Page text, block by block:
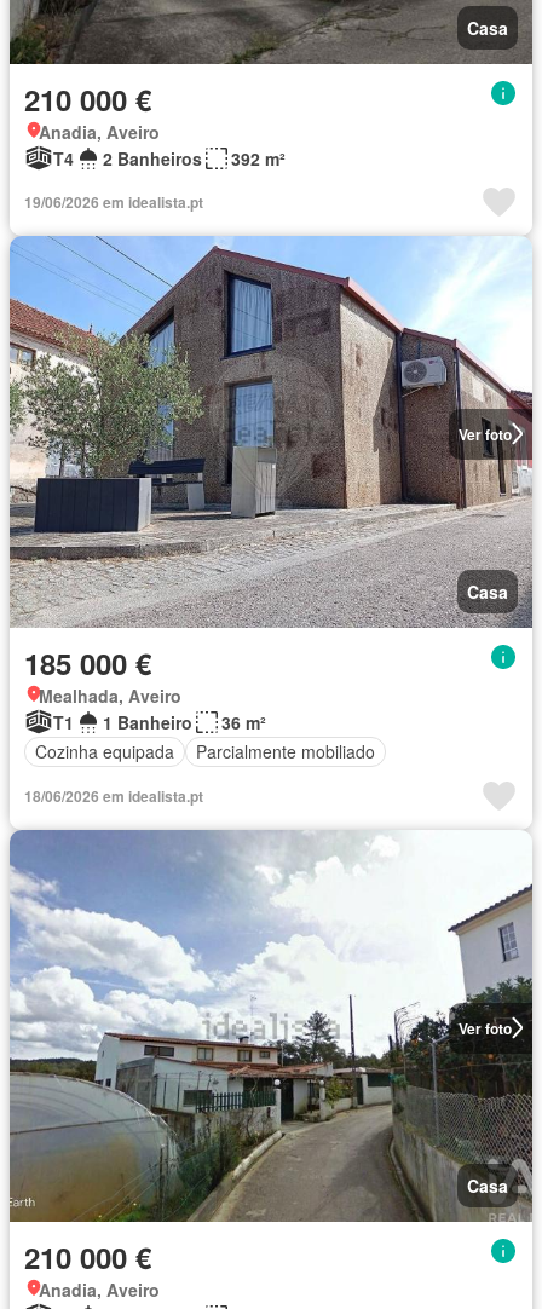
Casa
210 000 €
Anadia, Aveiro
T4
2 Banheiros 392 m²
19/06/2026 em idealista.pt
Ver foto
Casa
185 000 €
Mealhada, Aveiro
T1
1 Banheiro
36 m²
Cozinha equipada
Parcialmente mobiliado
18/06/2026 em idealista.pt
Ver foto
Casa
210 000 €
Anadia, Aveiro